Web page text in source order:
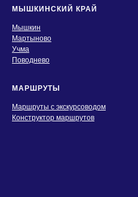
МЫШКИНСКИЙ КРАЙ
Мышкин
Мартыново
Учма
Поводнево
МАРШРУТЫ
Маршруты с экскурсоводом
Конструктор маршрутов